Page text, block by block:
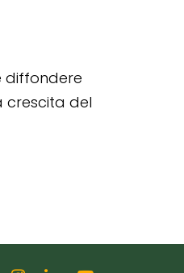
diffondere
crescita del